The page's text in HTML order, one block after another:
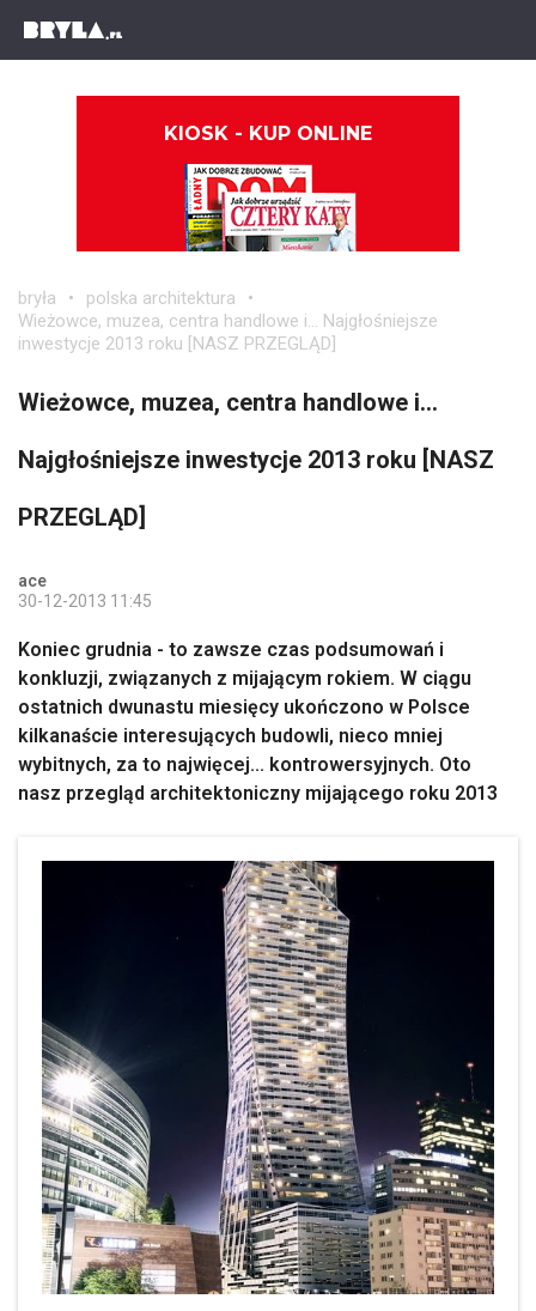
KIOSK - KUP ONLINE
bryła
polska architektura
Wieżowce, muzea, centra handlowe i... Najgłośniejsze
inwestycje 2013 roku [NASZ PRZEGLĄD]
Wieżowce, muzea, centra handlowe i...
Najgłośniejsze inwestycje 2013 roku [NASZ
PRZEGLĄD]
ace
30-12-2013 11:45
Koniec grudnia - to zawsze czas podsumowań i
konkluzji, związanych z mijającym rokiem. W ciągu
ostatnich dwunastu miesięcy ukończono w Polsce
kilkanaście interesujących budowli, nieco mniej
wybitnych, za to najwięcej... kontrowersyjnych. Oto
nasz przegląd architektoniczny mijającego roku 2013